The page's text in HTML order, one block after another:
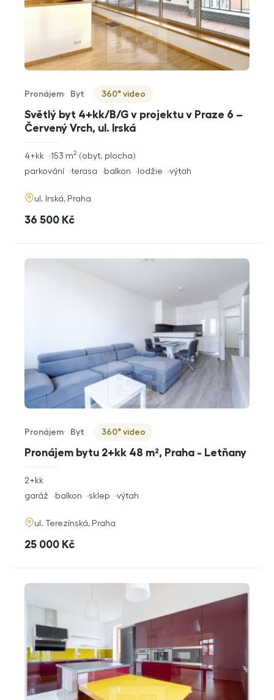
Světlý byt 4+kk/B/G v projektu v Praze 6 –
Červený Vrch, ul. Irská
Typ nabídky
Pronájem
Typ nemovitosti
Byt
Virtuální prohlídka
360° video
rozměry
dispozice
4+kk obyt. plocha
153 m2
funkce
parkování terasa balkon lodžie výtah
adresa
ul. Irská, Praha
cena
36 500 Kč
Pronájem bytu 2+kk 48 m², Praha - Letňany
Typ nabídky
Pronájem
Typ nemovitosti
Byt
Virtuální prohlídka
360° video
rozměry
2+kk
funkce
garáž balkon sklep výtah
adresa
ul. Terezínská, Praha
cena
25 000 Kč